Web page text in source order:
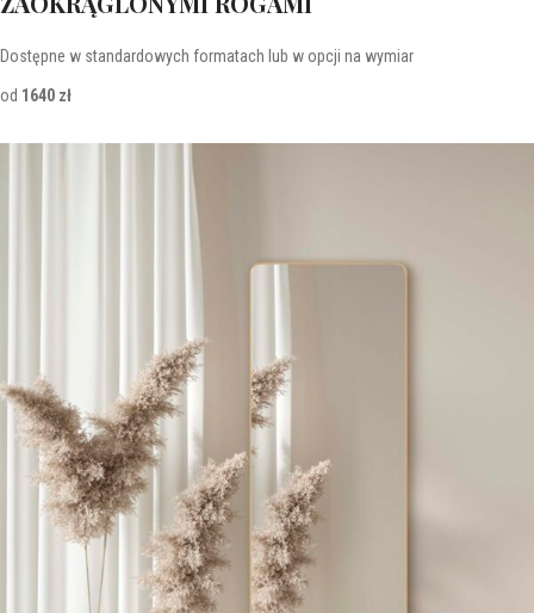
Dostępne w standardowych formatach lub w opcji na wymiar
od 1640 zł